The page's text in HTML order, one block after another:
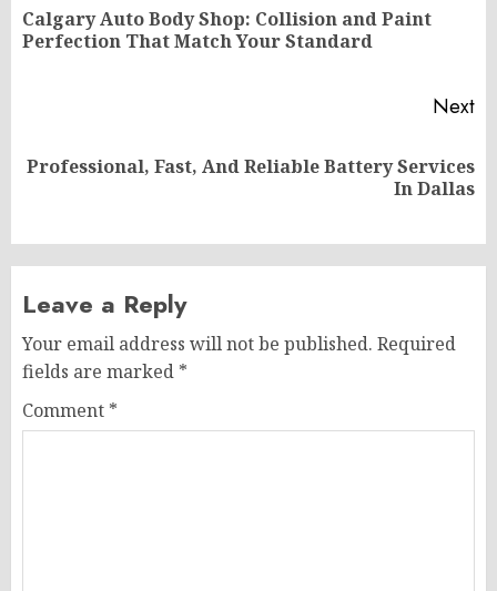
Calgary Auto Body Shop: Collision and Paint
Perfection That Match Your Standard
Next
Next
Professional, Fast, And Reliable Battery Services
In Dallas
Leave a Reply
Your email address will not be published. Required
fields are marked *
Comment *